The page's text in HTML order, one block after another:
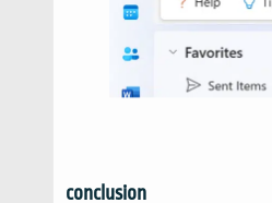
conclusion